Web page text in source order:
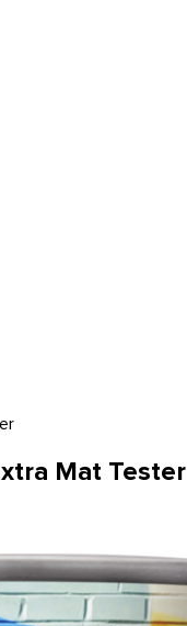
Mat Tester